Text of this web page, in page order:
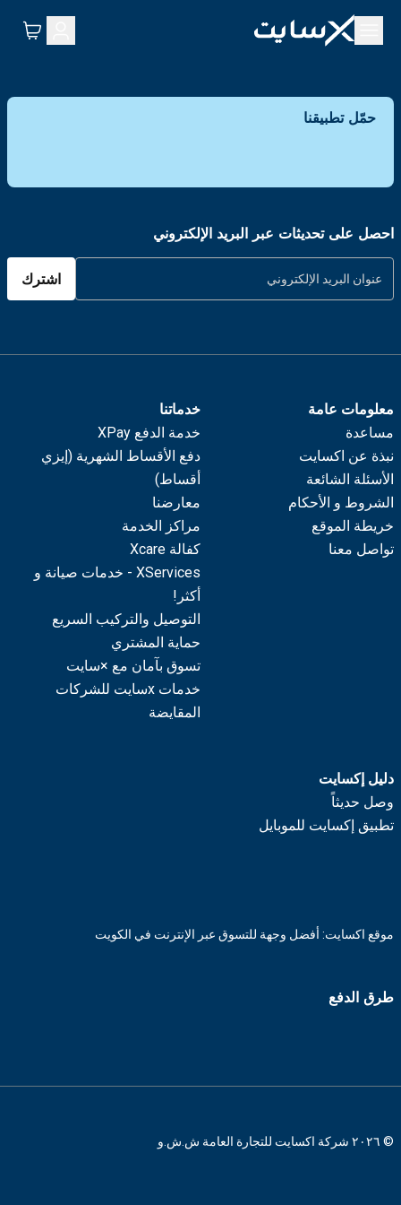
حمّل تطبيقنا
احصل على تحديثات عبر البريد الإلكتروني
اشترك
معلومات عامة
مساعدة
نبذة عن اكسايت
الأسئلة الشائعة
الشروط و الأحكام
خريطة الموقع
تواصل معنا
خدماتنا
خدمة الدفع XPay
دفع الأقساط الشهرية (إيزي
أقساط)
معارضنا
مراكز الخدمة
كفالة Xcare
XServices - خدمات صيانة و
أكثر!
التوصيل والتركيب السريع
حماية المشتري
تسوق بآمان مع ×سايت
خدمات xسايت للشركات
المقايضة
دليل إكسايت
وصل حديثاً
تطبيق إكسايت للموبايل
موقع اكسايت: أفضل وجهة للتسوق عبر الإنترنت في الكويت
طرق الدفع
© ٢٠٢٦ شركة اكسايت للتجارة العامة ش.ش.و